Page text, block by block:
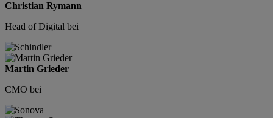
Christian Rymann
Head of Digital bei
Martin Grieder
CMO bei